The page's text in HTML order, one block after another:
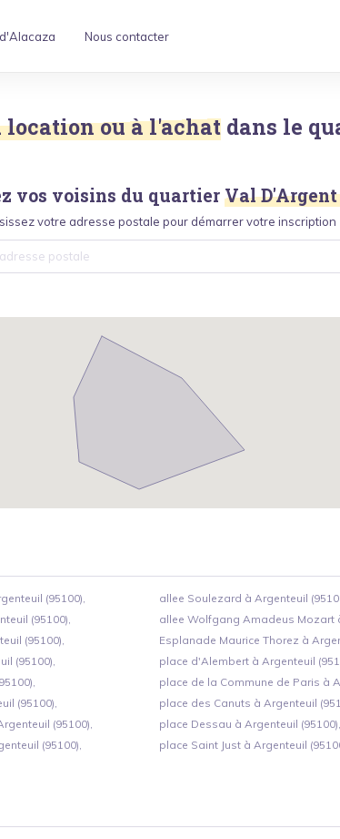
Nous contacter
ou à l'achat dans le
vos voisins du quartier Val
votre adresse postale pour démarrer votre inscription
(95100),
(95100),
(95100),
(95100),
(95100),
(95100),
(95100),
allee Soulezard à Argenteuil
allee Wolfgang Amadeus Mozart
Esplanade Maurice Thorez à
place d'Alembert à Argenteuil
place de la Commune de Paris à
place des Canuts à Argenteuil
place Dessau à Argenteuil (95100),
place Saint Just à Argenteuil